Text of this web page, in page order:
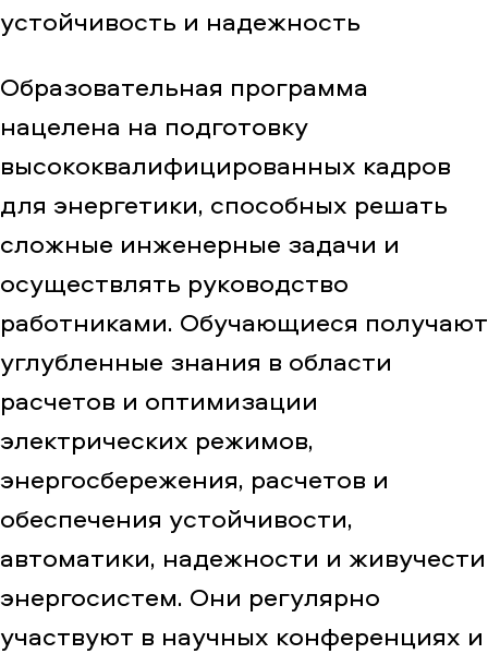
устойчивость и надежность
Образовательная программа
нацелена на подготовку
высококвалифицированных кадров
для энергетики, способных решать
сложные инженерные задачи и
осуществлять руководство
работниками. Обучающиеся получают
углубленные знания в области
расчетов и оптимизации
электрических режимов,
энергосбережения, расчетов и
обеспечения устойчивости,
автоматики, надежности и живучести
энергосистем. Они регулярно
участвуют в научных конференциях и